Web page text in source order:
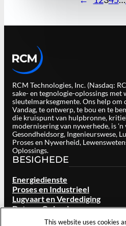
RCM Technologies, Inc. (Nasdaq:
sake- en tegnologie-oplossings
sleutelmarksegmente. Ons help
Vandag, te ontwerp, te bou en te
die kruispunt van hulpbronne,
modernisering van nywerhede, is
Gesondheidsorg, Ingenieurswese,
Proses en Nywerheid,
Oplossings.
BESIGHEDE
Energiedienste
Proses en Industrieel
Lugvaart en Verdediging
Data en Oplossings
Lewenswetenskappe
This website uses cookies